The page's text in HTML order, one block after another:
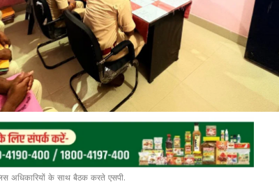
अधिकारियों के साथ बैठक करते एसपी.